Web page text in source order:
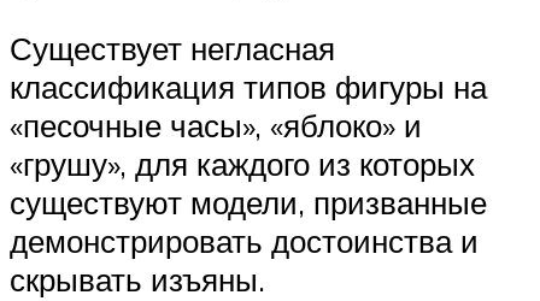
Существует негласная
классификация типов фигуры на
«песочные часы», «яблоко» и
«грушу», для каждого из которых
существуют модели, призванные
демонстрировать достоинства и
скрывать изъяны.